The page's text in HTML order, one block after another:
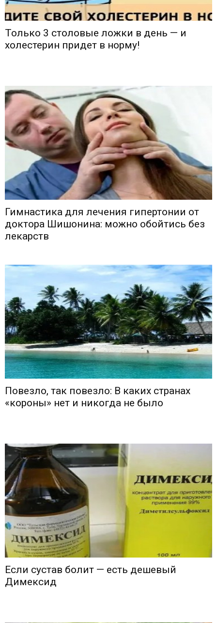
Только 3 столовые ложки в день — и
холестерин придет в норму!
Гимнастика для лечения гипертонии от
доктора Шишонина: можно обойтись без
лекарств
Повезло, так повезло: В каких странах
«короны» нет и никогда не было
Если сустав болит — есть дешевый
Димексид